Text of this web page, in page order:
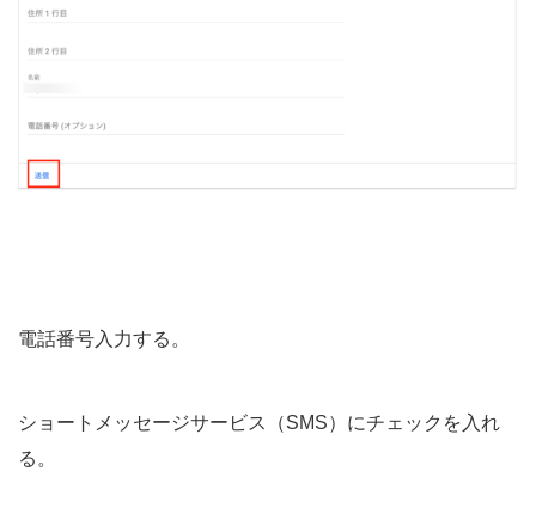
電話番号入力する。
ショートメッセージサービス（SMS）にチェックを入れ
る。